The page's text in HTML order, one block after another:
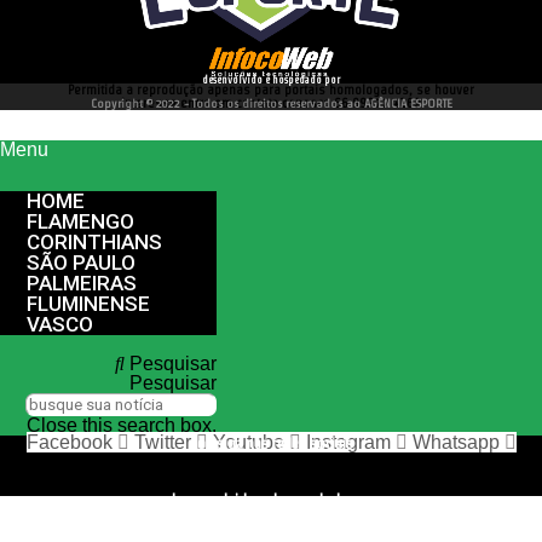
desenvolvido e hospedado por
Permitida a reprodução apenas para portais homologados, se houver
interesse entre em contato conosco 66 99977 4262
Copyright © 2022 - Todos os direitos reservados ao AGÊNCIA ESPORTE
Menu
HOME
FLAMENGO
CORINTHIANS
SÃO PAULO
PALMEIRAS
FLUMINENSE
VASCO
Pesquisar
Pesquisar
Close this search box.
nos siga nas redes sociais
Facebook Twitter Youtube Instagram Whatsapp
desenvolvido e hospedado por